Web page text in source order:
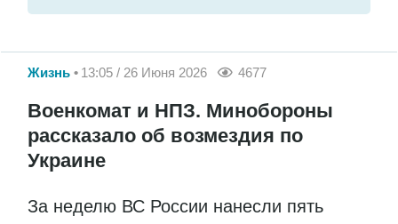
Жизнь 13:05 / 26 Июня 2026 4677
Военкомат и НПЗ. Минобороны
рассказало об возмездия по
Украине
За неделю ВС России нанесли пять